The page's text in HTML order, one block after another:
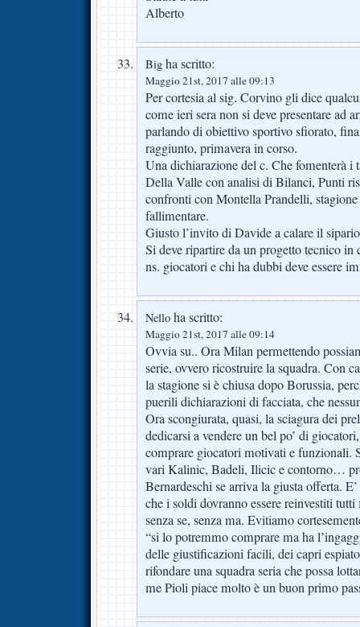
Alberto
Big ha scritto:
Maggio 21st, 2017 alle 09:13
Per cortesia al sig. Corvino gli dice
come ieri sera non si deve presentare ad
parlando di obiettivo sportivo sfiorato,
raggiunto, primavera in corso.
Una dichiarazione del c. Che fomenterà i
Della Valle con analisi di Bilanci, Punti
confronti con Montella Prandelli,
fallimentare.
Giusto l’invito di Davide a calare il
Si deve ripartire da un progetto tecnico in
ns. giocatori e chi ha dubbi deve essere
Nello ha scritto:
Maggio 21st, 2017 alle 09:14
Ovvia su.. Ora Milan permettendo
serie, ovvero ricostruire la squadra. Con
la stagione si è chiusa dopo Borussia,
puerili dichiarazioni di facciata, che
Ora scongiurata, quasi, la sciagura dei
dedicarsi a vendere un bel po’ di
comprare giocatori motivati e funzionali.
vari Kalinic, Badeli, Ilicic e contorno…
Bernardeschi se arriva la giusta offerta.
che i soldi dovranno essere reinvestiti
senza se, senza ma. Evitiamo
“si lo potremmo comprare ma ha
delle giustificazioni facili, dei capri
rifondare una squadra seria che possa
me Pioli piace molto è un buon primo